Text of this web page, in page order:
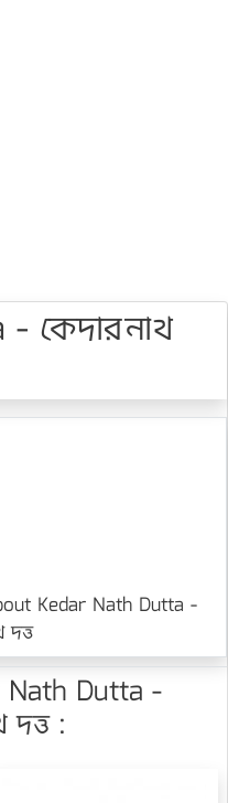
কেদারনাথ
Kedar Nath Dutta -
দত্ত
Dutta -
দত্ত :